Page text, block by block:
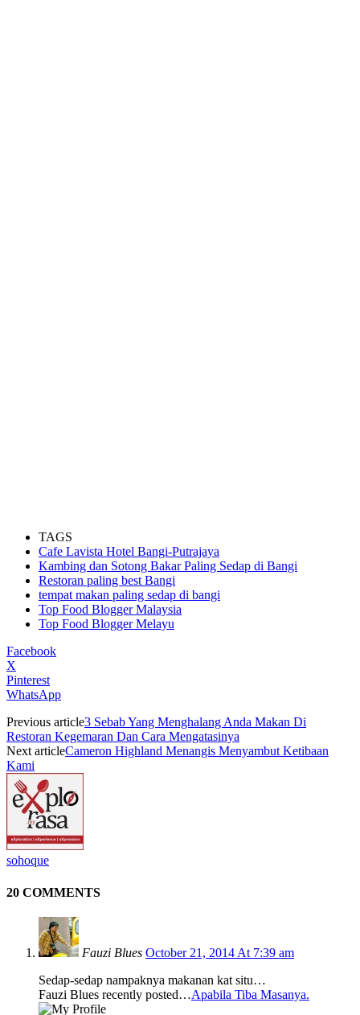
TAGS
Cafe Lavista Hotel Bangi-Putrajaya
Kambing dan Sotong Bakar Paling Sedap di Bangi
Restoran paling best Bangi
tempat makan paling sedap di bangi
Top Food Blogger Malaysia
Top Food Blogger Melayu
Facebook
X
Pinterest
WhatsApp
Previous article3 Sebab Yang Menghalang Anda Makan Di
Restoran Kegemaran Dan Cara Mengatasinya
Next articleCameron Highland Menangis Menyambut Ketibaan
Kami
sohoque
20 COMMENTS
Fauzi Blues October 21, 2014 At 7:39 am
Sedap-sedap nampaknya makanan kat situ…
Fauzi Blues recently posted…Apabila Tiba Masanya.